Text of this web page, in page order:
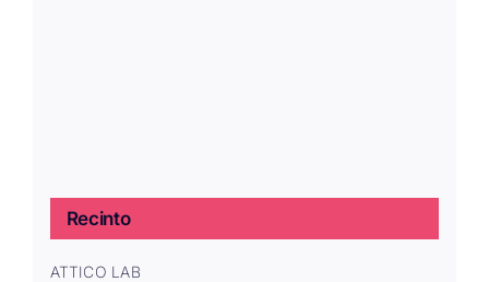
Recinto
ATTICO LAB